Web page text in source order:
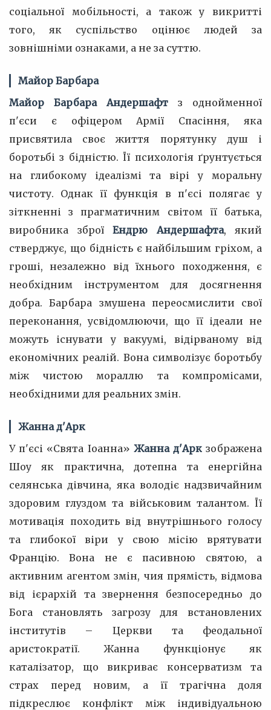
соціальної мобільності, а також у викритті
того, як суспільство оцінює людей за
зовнішніми ознаками, а не за суттю.
Майор Барбара
Майор Барбара Андершафт з однойменної
п'єси є офіцером Армії Спасіння, яка
присвятила своє життя порятунку душ і
боротьбі з бідністю. Її психологія ґрунтується
на глибокому ідеалізмі та вірі у моральну
чистоту. Однак її функція в п'єсі полягає у
зіткненні з прагматичним світом її батька,
виробника зброї Ендрю Андершафта, який
стверджує, що бідність є найбільшим гріхом, а
гроші, незалежно від їхнього походження, є
необхідним інструментом для досягнення
добра. Барбара змушена переосмислити свої
переконання, усвідомлюючи, що її ідеали не
можуть існувати у вакуумі, відірваному від
економічних реалій. Вона символізує боротьбу
між чистою мораллю та компромісами,
необхідними для реальних змін.
Жанна д'Арк
У п'єсі «Свята Іоанна» Жанна д'Аркзображена
Шоу як практична, дотепна та енергійна
селянська дівчина, яка володіє надзвичайним
здоровим глуздом та військовим талантом. Її
мотивація походить від внутрішнього голосу
та глибокої віри у свою місію врятувати
Францію. Вона не є пасивною святою, а
активним агентом змін, чия прямість, відмова
від ієрархій та звернення безпосередньо до
Бога становлять загрозу для встановлених
інститутів – Церкви та феодальної
аристократії. Жанна функціонує як
каталізатор, що викриває консерватизм та
страх перед новим, а її трагічна доля
підкреслює конфлікт між індивідуальною